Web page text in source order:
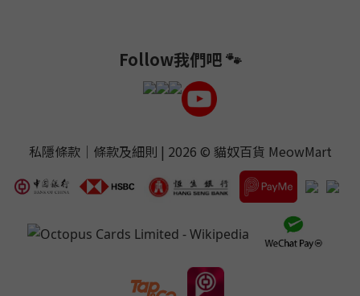
Follow我們吧 🐾
私隱條款｜ 條款及細則 | 2026 © 貓奴百貨 MeowMart